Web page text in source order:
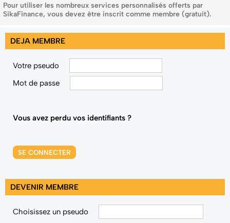
Pour utiliser les nombreux services personnalisés offerts par
SikaFinance, vous devez être inscrit comme membre (gratuit).
DEJA MEMBRE
Votre pseudo
Mot de passe
Vous avez perdu vos identifiants ?
SE CONNECTER
DEVENIR MEMBRE
Choisissez un pseudo